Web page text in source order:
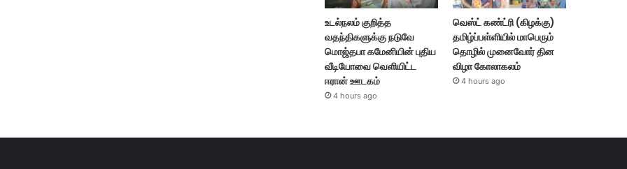
உடல்நலம் குறித்த
வதந்திகளுக்கு நடுவே
மொஜ்தபா கமேனியின் புதிய
வீடியோவை வெளியிட்ட
ஈரான் ஊடகம்
4 hours ago
வெஸ்ட் கண்ட்ரி (கிழக்கு)
தமிழ்ப்பள்ளியில் மாபெரும்
தொழில் முனைவோர் தின
விழா கோலாகலம்
4 hours ago